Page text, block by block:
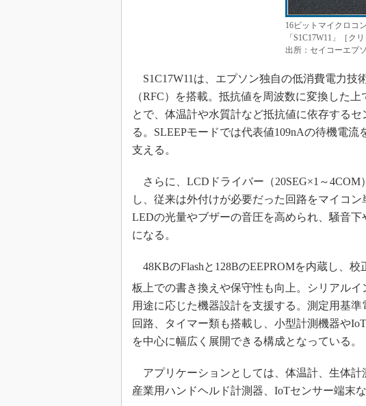
16ビットマイクロコ
「S1C17W11」［ク
出所：セイコーエプ
S1C17W11は、エプソン独自の低消費電力技
（RFC）を搭載。抵抗値を周波数に変換した
とで、体温計や水質計など抵抗値に依存する
る。SLEEPモードでは代表値109nAの待機電
支える。
さらに、LCDドライバー（20SEG×1～
し、従来は外付けが必要だった回路をマイコ
LEDの光量やブザーの音圧を高められ、騒音
になる。
48KBのFlashと128BのEEPROMを内蔵し、
板上での書き換えや保守性も向上。シリアル
用途に応じた機器設計を支援する。測定用基
回路、タイマー類も搭載し、小型計測機器や
を中心に幅広く展開できる構成となっている。
アプリケーションとしては、体温計、生体計
産業用ハンドヘルド計測器、IoTセンサー端末